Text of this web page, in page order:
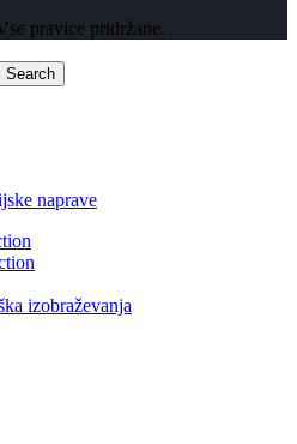
pravice pridržane.
Search
naprave
izobraževanja